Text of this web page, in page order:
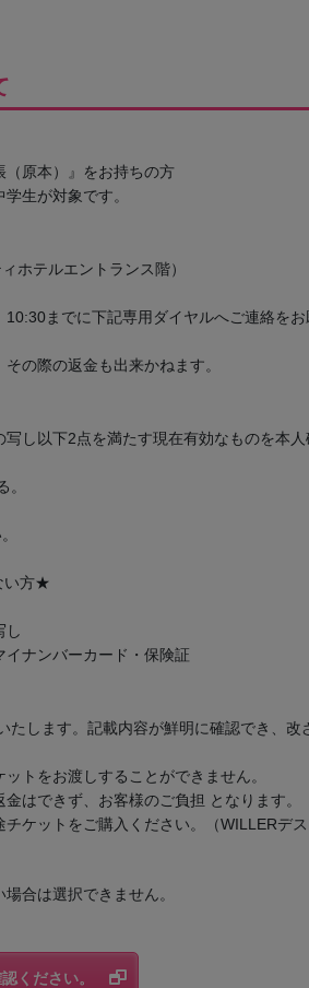
（原本）』をお持ちの方
生が対象です。
ホテルエントランス階）
までに下記専用ダイヤルへご連絡を
の際の返金も出来かねます。
し以下2点を満たす現在有効なものを本
。
い方★
し
イナンバーカード・保険証
たします。記載内容が鮮明に確認でき、
トをお渡しすることができません。
はできず、お客様のご負担 となります。
ケットをご購入ください。（WILLERデ
合は選択できません。
ください。